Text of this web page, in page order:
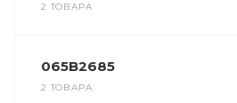
2 ТОВАРА
065B2685
2 ТОВАРА